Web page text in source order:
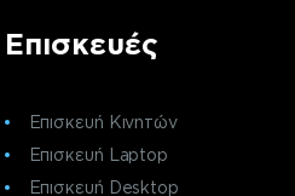
Επισκευές
Επισκευή Κινητών
Επισκευή Laptop
Επισκευή Desktop